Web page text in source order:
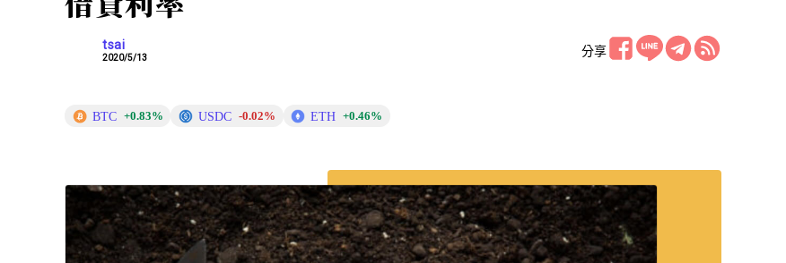
tsai
2020/5/13 分享
BTC +0.83% USDC -0.02% ETH +0.46%